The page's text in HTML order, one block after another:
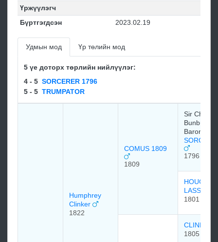
Үржүүлэгч
Бүртгэгдсэн
2023.02.19
Удмын мод Үр төлийн мод
5 үе доторх төрлийн нийлүүлэг:
4 - 5 SORCERER 1796
5 - 5 TRUMPATOR
Humphrey
Clinker
1822
COMUS 1809
1809
Sir Charles
Bunbury,
Baronet
1796
LASS
1801
CLINKER
1805